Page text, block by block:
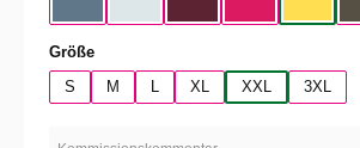
Größeauswählen
S
M XL XXL 3XL